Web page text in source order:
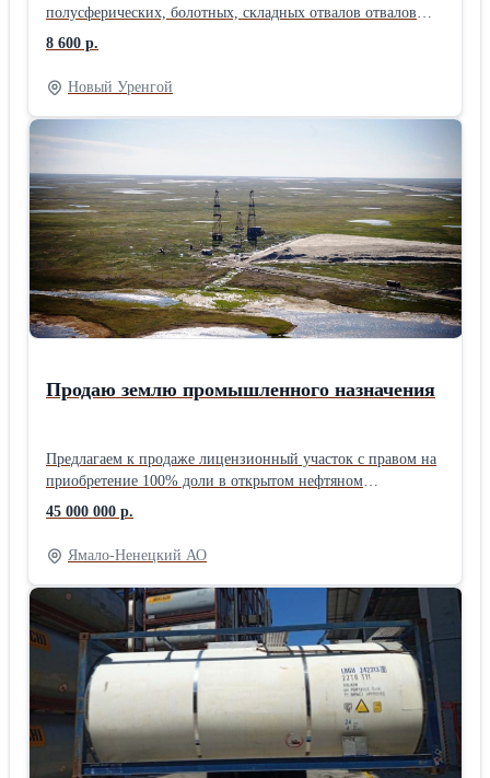
полусферических, болотных, складных отвалов отвалов
бульдозеров Caterpillar D6N. В наличии ножи 4Т6659,
4Т2315, 2570264, 2570265, 2782168, 2782169, 2782170,
9U8057, 3G4282, 8Е9378, 8Е9379. Надежная и
износостойкая продукция наших производителей
соответствует высокому стандарту качества оригинального
оборудования. Эти ножи отлично зарекомендовали себя
Крайнего Севера. Подбор ножей по размерам официальных
каталогов производителей, количеству отверстий в ноже,
каталожным номерам, фотографиям, эскизам, чертежам,
маркам бульдозера. Отправка транспортными компаниями.
Гарантия на поставляемую продукцию.
8 600 р.
Новый Уренгой
Продаю землю промышленного назначения
Предлагаем к продаже лицензионный участок с правом на
приобретение 100% доли в открытом нефтяном
месторождении, нефтегазовое месторождение
расположенного в Ямало-Ненецком автономном округе в
40 км от города Надым. На Госбаланс поставлен объем 5
млн. тонн легкой нефти и 315 млн. м газа категории С1 и
С2. Доказано присутствие высококачественной нефти,
которая отличается низким содержанием серы и парафина.
Перспективы извлекаемых ресурсов лицензионного
участка оцениваются в 93 млн. тонн нефти и конденсата, и
111 млрд. м газа. Проведены геологоразведочные работы в
т.ч. 754 пог. км 2Д сейсмики, пробурено и испытано 4
скважины. Практика показывает, что после долгих
простоев природная структура на уровне газоносных
горизонтов выравнивается. В составе добываемого газа
45 000 000 р.
Ямало-Ненецкий АО